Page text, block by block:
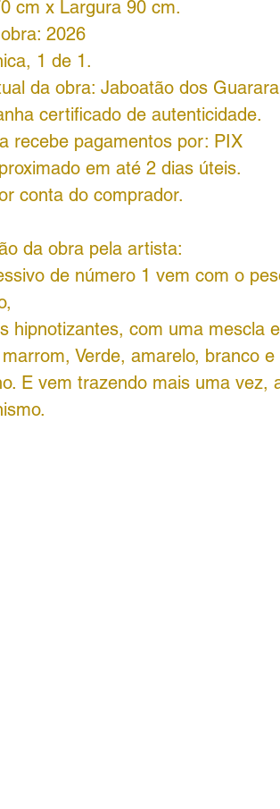
cm x Largura 90 cm.
2026
1 de 1.
da obra: Jaboatão dos
certificado de autenticidade.
recebe pagamentos por: PIX
em até 2 dias úteis.
conta do comprador.
da obra pela artista:
de número 1 vem com o
hipnotizantes, com uma mescla
Verde, amarelo, branco e
E vem trazendo mais uma vez,